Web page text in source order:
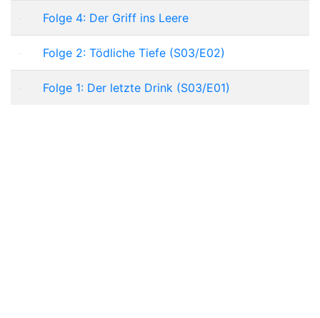
Folge 4: Der Griff ins Leere
Folge 2: Tödliche Tiefe (S03/E02)
Folge 1: Der letzte Drink (S03/E01)